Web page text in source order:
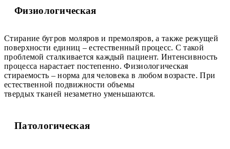
Физиологическая
Стирание бугров моляров и премоляров, а также режущей
поверхности единиц – естественный процесс. С такой
проблемой сталкивается каждый пациент. Интенсивность
процесса нарастает постепенно. Физиологическая
стираемость – норма для человека в любом возрасте. При
естественной подвижности объемы
твердых тканей незаметно уменьшаются.
Патологическая